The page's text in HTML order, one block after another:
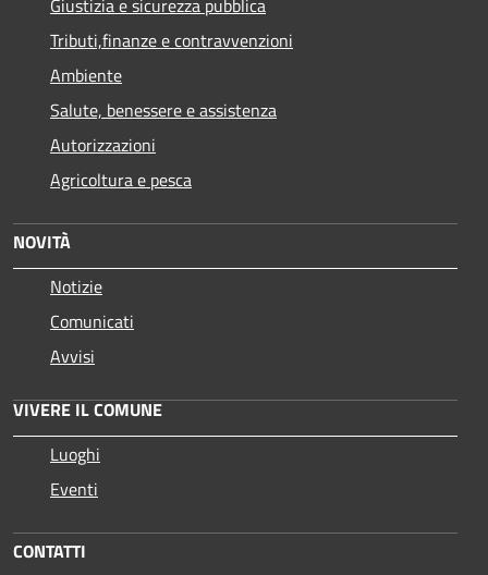
Giustizia e sicurezza pubblica
Tributi,finanze e contravvenzioni
Ambiente
Salute, benessere e assistenza
Autorizzazioni
Agricoltura e pesca
NOVITÀ
Notizie
Comunicati
Avvisi
VIVERE IL COMUNE
Luoghi
Eventi
CONTATTI